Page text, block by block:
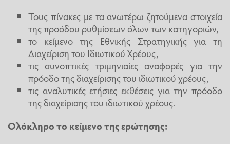
Τους πίνακες με τα ανωτέρω ζητούμενα στοιχεία
της προόδου ρυθμίσεων όλων των κατηγοριών,
το κείμενο της Εθνικής Στρατηγικής για τη
Διαχείριση του Ιδιωτικού Χρέους,
τις συνοπτικές τριμηνιαίες αναφορές για την
πρόοδο της διαχείρισης του ιδιωτικού χρέους,
τις αναλυτικές ετήσιες εκθέσεις για την πρόοδο
της διαχείρισης του ιδιωτικού χρέους.
Ολόκληρο το κείμενο της ερώτησης: